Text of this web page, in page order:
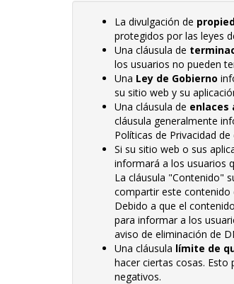
La divulgación de
protegidos por las leyes
Una cláusula de
los usuarios no pueden
Una Ley de Gobierno
su sitio web y su
Una cláusula de enlaces
cláusula generalmente
Políticas de Privacidad
Si su sitio web o sus
informará a los usuarios
La cláusula "Contenido"
compartir este contenido
Debido a que el
para informar a los
aviso de eliminación de
Una cláusula límite de
hacer ciertas cosas.
negativos.